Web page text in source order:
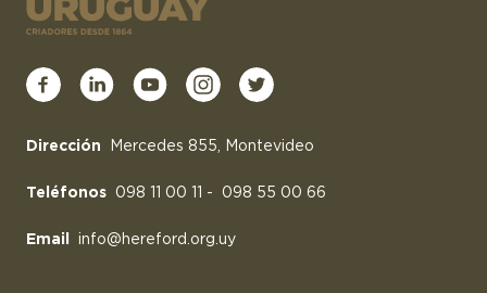
Dirección Mercedes 855, Montevideo
Teléfonos 098 11 00 11 - 098 55 00 66
Email info@hereford.org.uy